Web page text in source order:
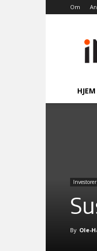
Om
HJEM
Investorer
By Ole-